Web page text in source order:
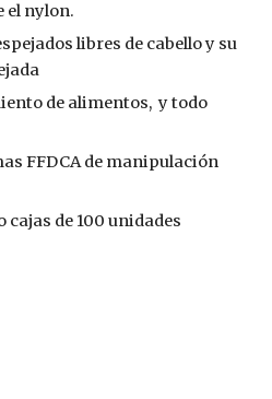
el nylon.
libres de cabello y su
de alimentos,  y todo
FFDCA de manipulación
cajas de 100 unidades